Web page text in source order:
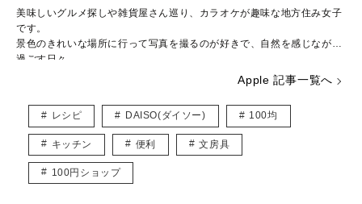
美味しいグルメ探しや雑貨屋さん巡り、カラオケが趣味な地方住み女子
です。
景色のきれいな場所に行って写真を撮るのが好きで、自然を感じながら
過ごす日々。
お出かけしながら100均に寄りますが、便利グッズを発見すると嬉しく
みんなが笑顔になれる情報を発信できたらと思っています。
Apple 記事一覧へ
レシピ DAISO(ダイソー) 100均
キッチン 便利 文房具
100円ショップ